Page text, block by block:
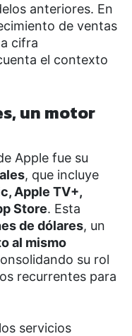
anteriores. En
de ventas
cifra
el contexto
un motor
Apple fue su
, que incluye
Apple TV+,
Store. Esta
de dólares, un
al mismo
su rol
recurrentes para
servicios